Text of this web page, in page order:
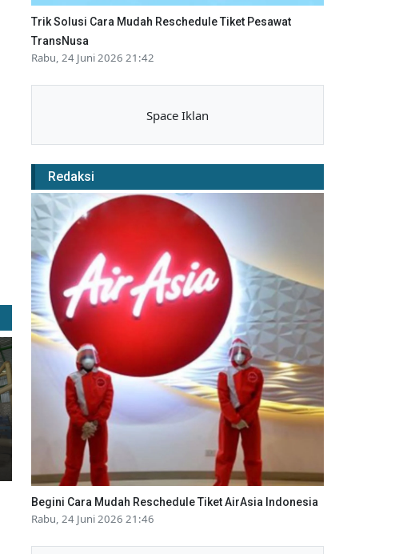
Trik Solusi Cara Mudah Reschedule Tiket Pesawat
TransNusa
Rabu, 24 Juni 2026 21:42
Space Iklan
Redaksi
Begini Cara Mudah Reschedule Tiket AirAsia Indonesia
Rabu, 24 Juni 2026 21:46